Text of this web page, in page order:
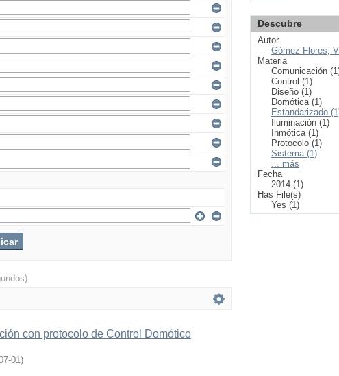
con protocolo de Control Domótico
01)
Descubre
Autor
Gómez Flores,
Materia
Comunicación
Control (1)
Diseño (1)
Domótica (1)
Estandarizado
Iluminación (1)
Inmótica (1)
Protocolo (1)
Sistema (1)
... más
Fecha
2014 (1)
Has File(s)
Yes (1)